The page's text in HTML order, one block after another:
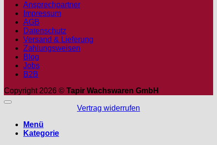
Ansprechpartner
Impressum
AGB
Datenschutz
Versand & Lieferung
Zahlungsweisen
Blog
Jobs
B2B
Copyright 2026 © Tapir Wachswaren GmbH
Vertrag widerrufen
Menü
Kategorie